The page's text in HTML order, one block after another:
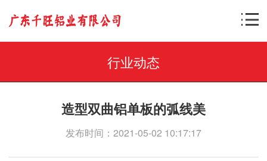
行业动态
造型双曲铝单板的弧线美
发布时间：2021-05-02 10:17:17